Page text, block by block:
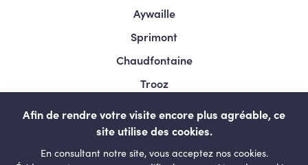
Aywaille
Sprimont
Chaudfontaine
Trooz
Comblain-au-pont
Neupré
Afin de rendre votre visite encore plus agréable, ce
site utilise des cookies.
En consultant notre site, vous acceptez nos cookies.